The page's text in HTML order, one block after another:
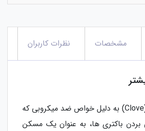
مشخصات نظرات کاربران
اسانس میخک (Clove) به دلیل خواص ضد میکروبی که
بردن باکتری ها، به عنوان یک مسکن